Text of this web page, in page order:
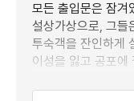
모든 출입문은 잠겨
설상가상으로, 그들
투숙객을 잔인하게
이성을 잃고 공포에
그리고 BJ 청록은,